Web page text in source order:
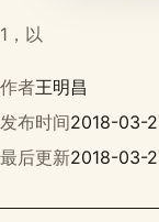
1，以
作者王明昌
发布时间2018-03-
最后更新2018-03-